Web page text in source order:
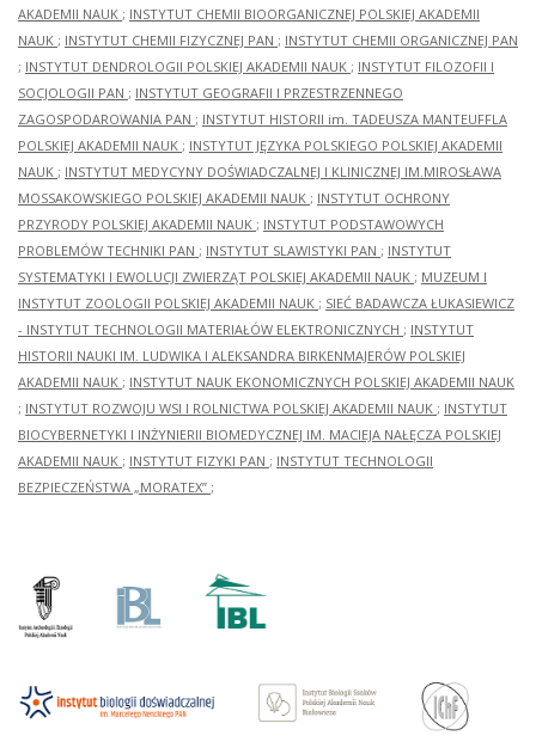
AKADEMII NAUK ; INSTYTUT CHEMII BIOORGANICZNEJ POLSKIEJ AKADEMII
NAUK ; INSTYTUT CHEMII FIZYCZNEJ PAN ; INSTYTUT CHEMII ORGANICZNEJ PAN
; INSTYTUT DENDROLOGII POLSKIEJ AKADEMII NAUK ; INSTYTUT FILOZOFII I
SOCJOLOGII PAN ; INSTYTUT GEOGRAFII I PRZESTRZENNEGO
ZAGOSPODAROWANIA PAN ; INSTYTUT HISTORII im. TADEUSZA MANTEUFFLA
POLSKIEJ AKADEMII NAUK ; INSTYTUT JĘZYKA POLSKIEGO POLSKIEJ AKADEMII
NAUK ; INSTYTUT MEDYCYNY DOŚWIADCZALNEJ I KLINICZNEJ IM.MIROSŁAWA
MOSSAKOWSKIEGO POLSKIEJ AKADEMII NAUK ; INSTYTUT OCHRONY
PRZYRODY POLSKIEJ AKADEMII NAUK ; INSTYTUT PODSTAWOWYCH
PROBLEMÓW TECHNIKI PAN ; INSTYTUT SLAWISTYKI PAN ; INSTYTUT
SYSTEMATYKI I EWOLUCJI ZWIERZĄT POLSKIEJ AKADEMII NAUK ; MUZEUM I
INSTYTUT ZOOLOGII POLSKIEJ AKADEMII NAUK ; SIEĆ BADAWCZA ŁUKASIEWICZ
- INSTYTUT TECHNOLOGII MATERIAŁÓW ELEKTRONICZNYCH ; INSTYTUT
HISTORII NAUKI IM. LUDWIKA I ALEKSANDRA BIRKENMAJERÓW POLSKIEJ
AKADEMII NAUK ; INSTYTUT NAUK EKONOMICZNYCH POLSKIEJ AKADEMII NAUK
; INSTYTUT ROZWOJU WSI I ROLNICTWA POLSKIEJ AKADEMII NAUK ; INSTYTUT
BIOCYBERNETYKI I INŻYNIERII BIOMEDYCZNEJ IM. MACIEJA NAŁĘCZA POLSKIEJ
AKADEMII NAUK ; INSTYTUT FIZYKI PAN ; INSTYTUT TECHNOLOGII
BEZPIECZEŃSTWA „MORATEX” ;